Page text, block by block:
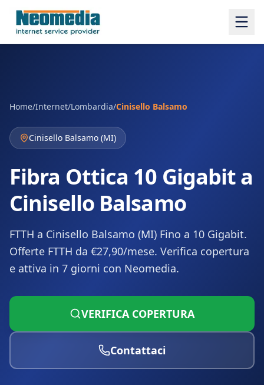
Home/Internet/Lombardia/Cinisello Balsamo
Cinisello Balsamo (MI)
Fibra Ottica 10 Gigabit a
Cinisello Balsamo
FTTH a Cinisello Balsamo (MI) Fino a 10 Gigabit.
Offerte FTTH da €27,90/mese. Verifica copertura
e attiva in 7 giorni con Neomedia.
VERIFICA COPERTURA
Contattaci